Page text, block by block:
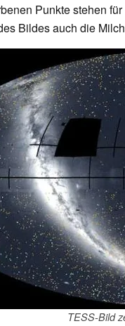
Punkte stehen
Bildes auch die
TESS-Bild